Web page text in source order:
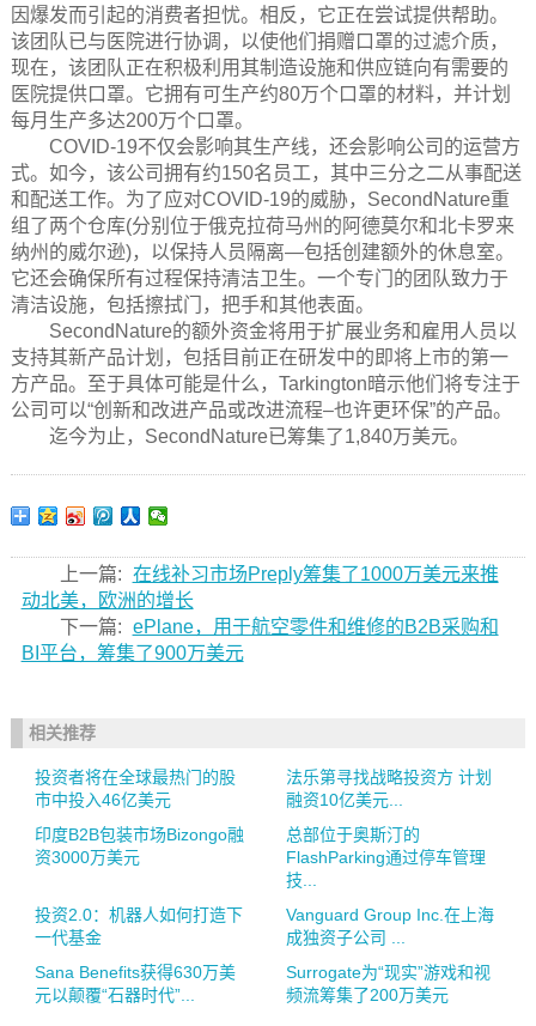
因爆发而引起的消费者担忧。相反，它正在尝试提供帮助。
该团队已与医院进行协调，以使他们捐赠口罩的过滤介质，
现在，该团队正在积极利用其制造设施和供应链向有需要的
医院提供口罩。它拥有可生产约80万个口罩的材料，并计划
每月生产多达200万个口罩。
COVID-19不仅会影响其生产线，还会影响公司的运营方
式。如今，该公司拥有约150名员工，其中三分之二从事配送
和配送工作。为了应对COVID-19的威胁，SecondNature重
组了两个仓库(分别位于俄克拉荷马州的阿德莫尔和北卡罗来
纳州的威尔逊)，以保持人员隔离—包括创建额外的休息室。
它还会确保所有过程保持清洁卫生。一个专门的团队致力于
清洁设施，包括擦拭门，把手和其他表面。
SecondNature的额外资金将用于扩展业务和雇用人员以
支持其新产品计划，包括目前正在研发中的即将上市的第一
方产品。至于具体可能是什么，Tarkington暗示他们将专注于
公司可以“创新和改进产品或改进流程–也许更环保”的产品。
迄今为止，SecondNature已筹集了1,840万美元。
上一篇: 在线补习市场Preply筹集了1000万美元来推
动北美，欧洲的增长
下一篇: ePlane，用于航空零件和维修的B2B采购和
BI平台，筹集了900万美元
相关推荐
投资者将在全球最热门的股
市中投入46亿美元
法乐第寻找战略投资方 计划
融资10亿美元...
印度B2B包装市场Bizongo融
资3000万美元
总部位于奥斯汀的
FlashParking通过停车管理
技...
投资2.0：机器人如何打造下
一代基金
Vanguard Group Inc.在上海
成独资子公司 ...
Sana Benefits获得630万美
元以颠覆“石器时代”...
Surrogate为“现实”游戏和视
频流筹集了200万美元